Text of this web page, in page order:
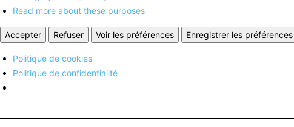
Read more about these purposes
Accepter Refuser Voir les préférences Enregistrer les préférences
Politique de cookies
Politique de confidentialité